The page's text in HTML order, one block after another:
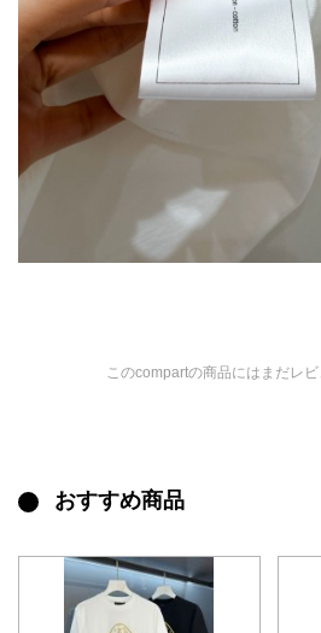
このcompartの商品にはまだレ
おすすめ商品